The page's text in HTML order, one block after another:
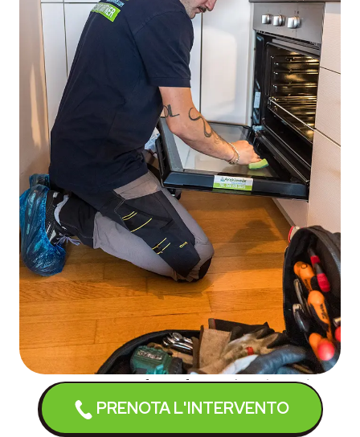
PRENOTA L'INTERVENTO
Costi riparazione frigoriferi Bauknecht Padova